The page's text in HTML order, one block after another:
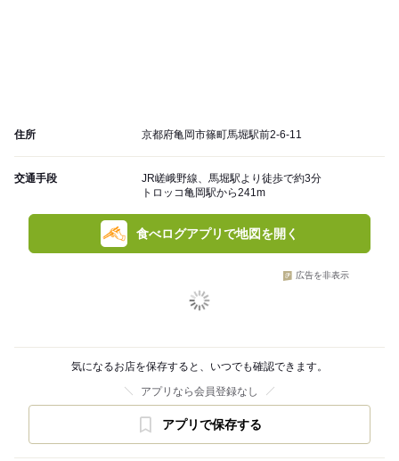
住所 京都府亀岡市篠町馬堀駅前2-6-11
交通手段
JR嵯峨野線、馬堀駅より徒歩で約3分
トロッコ亀岡駅から241m
食べログアプリで地図を開く
広告を非表示
気になるお店を保存すると、いつでも確認できます。
アプリなら会員登録なし
アプリで保存する